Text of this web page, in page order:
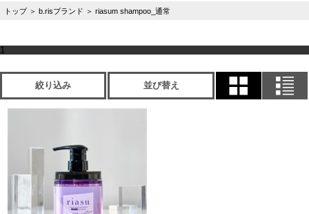
トップ ＞ b.risブランド ＞ riasum shampoo_通常
1
絞り込み 並び替え